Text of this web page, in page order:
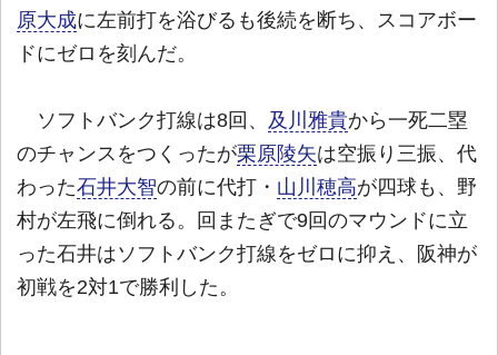
原大成に左前打を浴びるも後続を断ち、スコアボー
ドにゼロを刻んだ。
ソフトバンク打線は8回、 及川雅貴から一死二塁
のチャンスをつくったが栗原陵矢は空振り三振、代
わった石井大智の前に代打・ 山川穂高が四球も、野
村が左飛に倒れる。回またぎで9回のマウンドに立
った石井はソフトバンク打線をゼロに抑え、阪神が
初戦を2対1で勝利した。